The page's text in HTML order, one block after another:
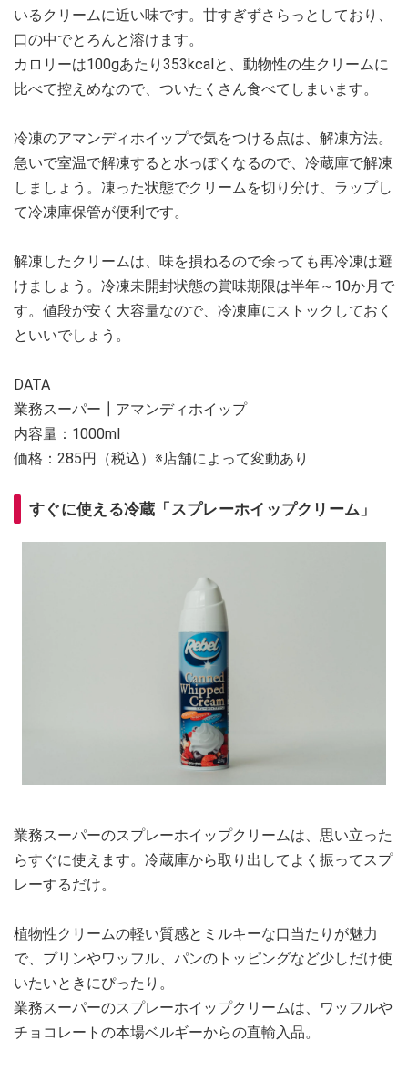
いるクリームに近い味です。甘すぎずさらっとしており、
口の中でとろんと溶けます。
カロリーは100gあたり353kcalと、動物性の生クリームに
比べて控えめなので、ついたくさん食べてしまいます。
冷凍のアマンディホイップで気をつける点は、解凍方法。
急いで室温で解凍すると水っぽくなるので、冷蔵庫で解凍
しましょう。凍った状態でクリームを切り分け、ラップし
て冷凍庫保管が便利です。
解凍したクリームは、味を損ねるので余っても再冷凍は避
けましょう。冷凍未開封状態の賞味期限は半年～10か月で
す。値段が安く大容量なので、冷凍庫にストックしておく
といいでしょう。
DATA
業務スーパー┃アマンディホイップ
内容量：1000ml
価格：285円（税込）※店舗によって変動あり
すぐに使える冷蔵「スプレーホイップクリーム」
業務スーパーのスプレーホイップクリームは、思い立った
らすぐに使えます。冷蔵庫から取り出してよく振ってスプ
レーするだけ。
植物性クリームの軽い質感とミルキーな口当たりが魅力
で、プリンやワッフル、パンのトッピングなど少しだけ使
いたいときにぴったり。
業務スーパーのスプレーホイップクリームは、ワッフルや
チョコレートの本場ベルギーからの直輸入品。